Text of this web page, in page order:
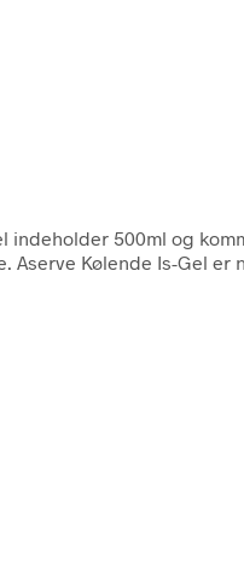
indeholder 500ml og
Kølende Is-Gel er